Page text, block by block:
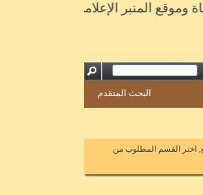
المنبر الإعلامي
البحث المتقدم
اختر القسم المطلوب من